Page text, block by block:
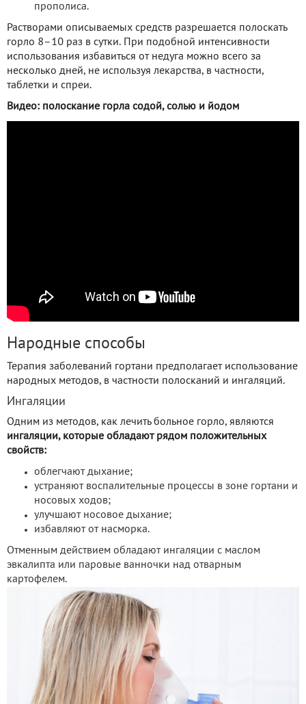
прополиса.
Растворами описываемых средств разрешается полоскать
горло 8–10 раз в сутки. При подобной интенсивности
использования избавиться от недуга можно всего за
несколько дней, не используя лекарства, в частности,
таблетки и спреи.
Видео: полоскание горла содой, солью и йодом
Народные способы
Терапия заболеваний гортани предполагает использование
народных методов, в частности полосканий и ингаляций.
Ингаляции
Одним из методов, как лечить больное горло, являются
ингаляции, которые обладают рядом положительных
свойств:
облегчают дыхание;
устраняют воспалительные процессы в зоне гортани и
носовых ходов;
улучшают носовое дыхание;
избавляют от насморка.
Отменным действием обладают ингаляции с маслом
эвкалипта или паровые ванночки над отварным
картофелем.